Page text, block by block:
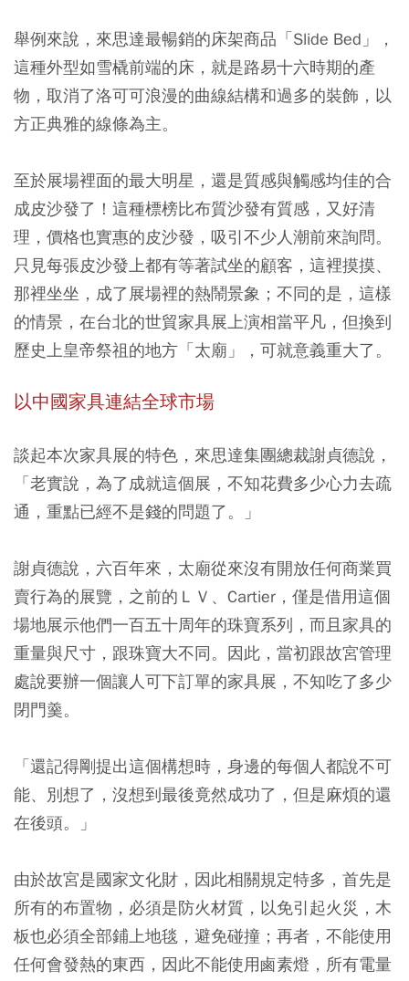
舉例來說，來思達最暢銷的床架商品「Slide Bed」，
這種外型如雪橇前端的床，就是路易十六時期的產
物，取消了洛可可浪漫的曲線結構和過多的裝飾，以
方正典雅的線條為主。
至於展場裡面的最大明星，還是質感與觸感均佳的合
成皮沙發了！這種標榜比布質沙發有質感，又好清
理，價格也實惠的皮沙發，吸引不少人潮前來詢問。
只見每張皮沙發上都有等著試坐的顧客，這裡摸摸、
那裡坐坐，成了展場裡的熱鬧景象；不同的是，這樣
的情景，在台北的世貿家具展上演相當平凡，但換到
歷史上皇帝祭祖的地方「太廟」，可就意義重大了。
以中國家具連結全球市場
談起本次家具展的特色，來思達集團總裁謝貞德說，
「老實說，為了成就這個展，不知花費多少心力去疏
通，重點已經不是錢的問題了。」
謝貞德說，六百年來，太廟從來沒有開放任何商業買
賣行為的展覽，之前的ＬＶ、Cartier，僅是借用這個
場地展示他們一百五十周年的珠寶系列，而且家具的
重量與尺寸，跟珠寶大不同。因此，當初跟故宮管理
處說要辦一個讓人可下訂單的家具展，不知吃了多少
閉門羹。
「還記得剛提出這個構想時，身邊的每個人都說不可
能、別想了，沒想到最後竟然成功了，但是麻煩的還
在後頭。」
由於故宮是國家文化財，因此相關規定特多，首先是
所有的布置物，必須是防火材質，以免引起火災，木
板也必須全部鋪上地毯，避免碰撞；再者，不能使用
任何會發熱的東西，因此不能使用鹵素燈，所有電量